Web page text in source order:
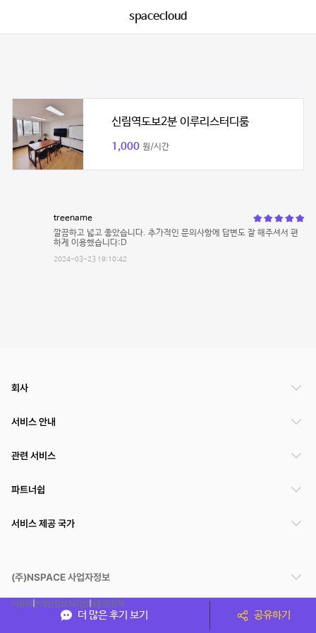
spacecloud
신림역도보2분 이루리스터디룸
1,000 원/시간
treename
깔끔하고 넓고 좋았습니다. 추가적인 문의사항에 답변도 잘 해주셔서 편
하게 이용했습니다:D
2024-03-23 19:10:42
더 많은 후기 보기 공유하기
회사
서비스 안내
관련 서비스
파트너쉽
서비스 제공 국가
(주)NSPACE 사업자정보
이용약관개인정보처리방침운영정책
스페이스클라우드는 통신판매중개자이며 통신판매의 당사자가 아닙니다. 따라서 스페이스클